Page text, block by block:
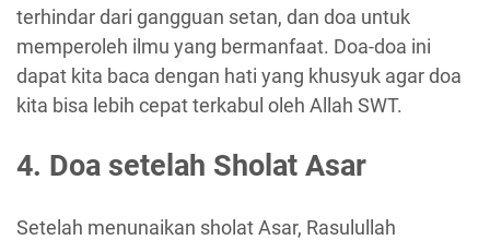
terhindar dari gangguan setan, dan doa untuk
memperoleh ilmu yang bermanfaat. Doa-doa ini
dapat kita baca dengan hati yang khusyuk agar doa
kita bisa lebih cepat terkabul oleh Allah SWT.
4. Doa setelah Sholat Asar
Setelah menunaikan sholat Asar, Rasulullah